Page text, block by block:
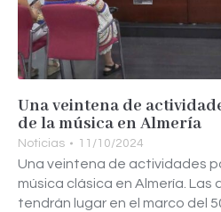
Una veintena de
de la música en Almería
Noticias 11/10/2024
Una veintena de actividades
música clásica en Almería.
tendrán lugar en el marco del